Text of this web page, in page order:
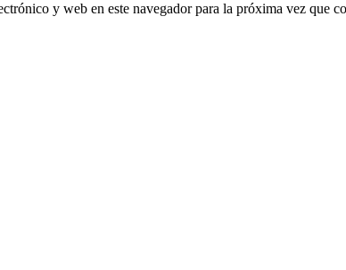
y web en este navegador para la próxima vez que